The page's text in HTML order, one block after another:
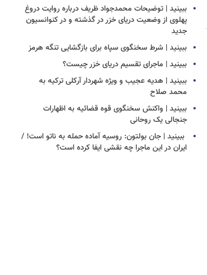
ببینید | توضیحات محمدجواد ظریف درباره روایت دروغ
پهلوی از وضعیت دریای خزر در گذشته و در کنوانسیون
جدید
ببینید | شرط سخنگوی سپاه برای بازگشایی تنگه هرمز
ببینید | ماجرای تقسیم دریای خزر چیست؟
ببینید | هدیه عجیب و ویژه شهردار آرکلی ترکیه به
محمد صلاح
ببینید | واکنش سخنگوی قوه قضائیه به اظهارات
جنجالی یک روحانی
‏ ببینید | جان بولتون: روسیه آماده حمله به ناتو است! /
ایران در این ماجرا چه نقشی ایفا کرده است؟